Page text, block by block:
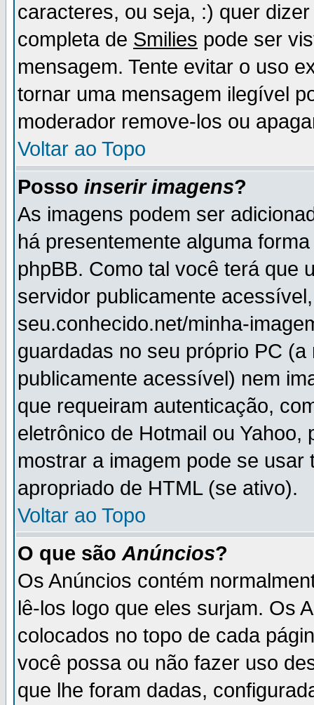
caracteres, ou seja, :) quer
completa de Smilies pode ser
mensagem. Tente evitar o uso
tornar uma mensagem ilegível
moderador remove-los ou
Voltar ao Topo
Posso inserir imagens?
As imagens podem ser
há presentemente alguma
phpBB. Como tal você terá que
servidor publicamente
seu.conhecido.net/minha-
guardadas no seu próprio PC
publicamente acessível) nem
que requeiram autenticação,
eletrônico de Hotmail ou
mostrar a imagem pode se
apropriado de HTML (se ativo).
Voltar ao Topo
O que são Anúncios?
Os Anúncios contém
lê-los logo que eles surjam. Os
colocados no topo de cada
você possa ou não fazer uso
que lhe foram dadas,